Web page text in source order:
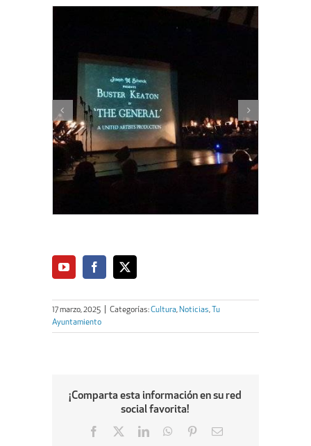
17 marzo, 2025 Categorías:Cultura, Noticias,
Tu
Ayuntamiento
¡Comparta esta información en su red
social favorita!
Facebook
LinkedInWhatsApp
PinterestEmail